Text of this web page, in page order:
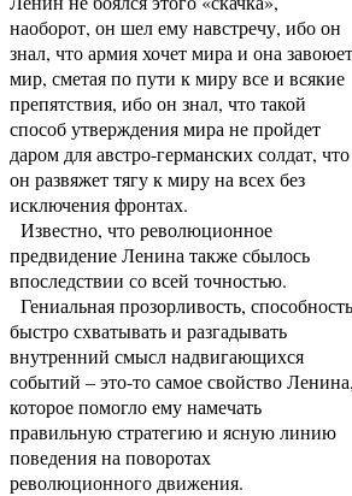
наоборот, он шел ему навстречу, ибо он
знал, что армия хочет мира и она завоюет
мир, сметая по пути к миру все и всякие
препятствия, ибо он знал, что такой
способ утверждения мира не пройдет
даром для австро-германских солдат, что
он развяжет тягу к миру на всех без
исключения фронтах.
Известно, что революционное
предвидение Ленина также сбылось
впоследствии со всей точностью.
Гениальная прозорливость, способность
быстро схватывать и разгадывать
внутренний смысл надвигающихся
событий – это-то самое свойство Ленина,
которое помогло ему намечать
правильную стратегию и ясную линию
поведения на поворотах
революционного движения.